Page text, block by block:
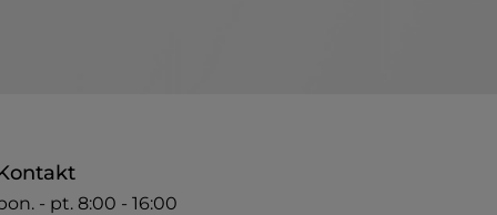
- pt. 8:00 - 16:00